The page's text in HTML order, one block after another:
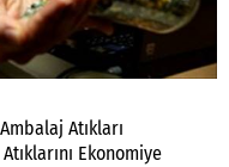
Atıkları
Ekonomiye